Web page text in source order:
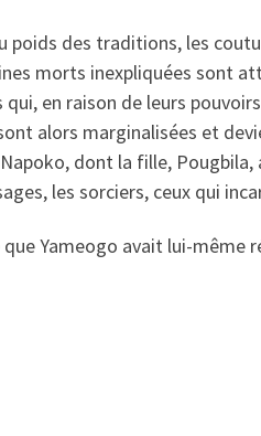
poids des traditions, les
morts inexpliquées sont
qui, en raison de leurs
alors marginalisées et
dont la fille, Pougbila,
les sorciers, ceux qui
Yameogo avait lui-même